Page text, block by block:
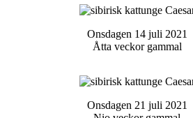
Onsdagen 14 juli 2021
Åtta veckor gammal
Onsdagen 21 juli 2021